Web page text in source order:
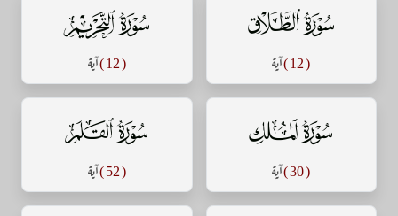
سورة الطلاق
( 12 ) آية
سورة التحريم
( 12 ) آية
سورة الملك
( 30 ) آية
سورة القلم
( 52 ) آية